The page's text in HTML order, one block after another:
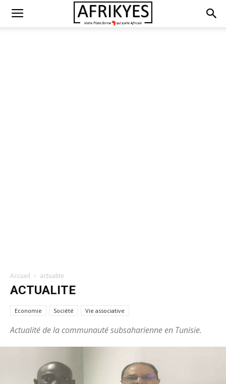
Accueil actualite
ACTUALITE
Economie Société Vie associative
Actualité de la communauté subsaharienne en Tunisie.